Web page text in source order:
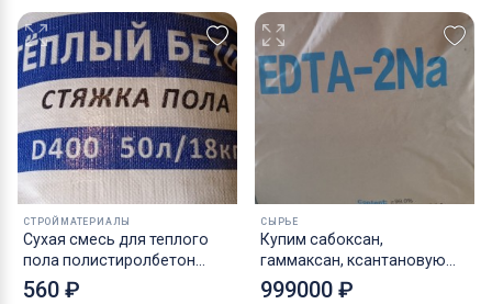
СТРОЙМАТЕРИАЛЫ
Cухая смесь для теплого
пола полистиролбетон
теплобетон
560 ₽
СЫРЬЕ
Купим сабоксан,
гаммаксан, ксантановую
камедь, трилон б, кмц
999000 ₽